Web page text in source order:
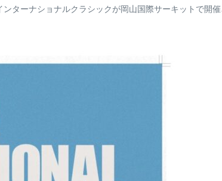
ターナショナルクラシックが岡山国際サーキットで開